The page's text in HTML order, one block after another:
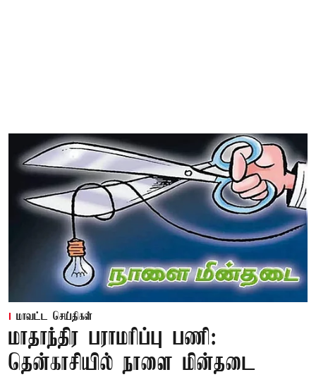
மாவட்ட செய்திகள்
மாதாந்திர பராமரிப்பு பணி:
தென்காசியில் நாளை மின்தடை